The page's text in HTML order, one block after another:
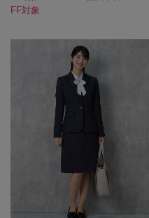
FF対象